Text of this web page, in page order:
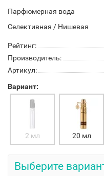
Парфюмерная вода
Селективная / Нишевая
Рейтинг:
Производитель:
Артикул:
Вариант:
2 мл 20 мл
Выберите